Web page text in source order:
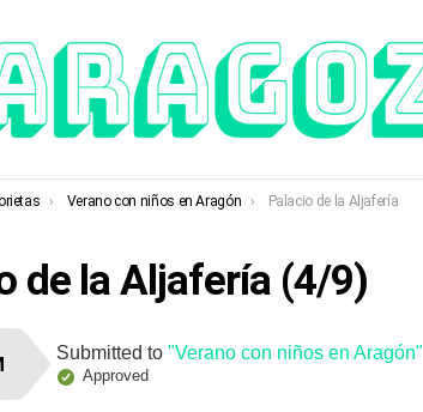
Verano con niños en Aragón Palacio de la Aljafería
de la Aljafería (4/9)
Submitted to"Verano con niños en Aragón"
Approved